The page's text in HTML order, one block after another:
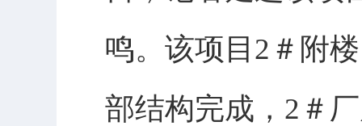
鸣。该项目2＃附
部结构完成，2＃